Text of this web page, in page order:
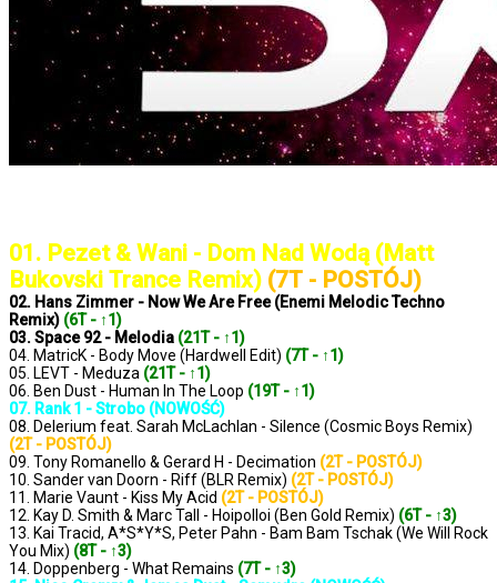
01. Pezet & Wani - Dom Nad Wodą (Matt
Bukovski Trance Remix) (7T - POSTÓJ)
02. Hans Zimmer - Now We Are Free (Enemi Melodic Techno
Remix) (6T - ↑1)
03. Space 92 - Melodia (21T - ↑1)
04. MatricK - Body Move (Hardwell Edit) (7T - ↑1)
05. LEVT - Meduza (21T - ↑1)
06. Ben Dust - Human In The Loop (19T - ↑1)
07. Rank 1 - Strobo (NOWOŚĆ)
08. Delerium feat. Sarah McLachlan - Silence (Cosmic Boys Remix)
(2T - POSTÓJ)
09. Tony Romanello & Gerard H - Decimation (2T - POSTÓJ)
10. Sander van Doorn - Riff (BLR Remix) (2T - POSTÓJ)
11. Marie Vaunt - Kiss My Acid (2T - POSTÓJ)
12. Kay D. Smith & Marc Tall - Hoipolloi (Ben Gold Remix) (6T - ↑3)
13. Kai Tracid, A*S*Y*S, Peter Pahn - Bam Bam Tschak (We Will Rock
You Mix) (8T - ↑3)
14. Doppenberg - What Remains (7T - ↑3)